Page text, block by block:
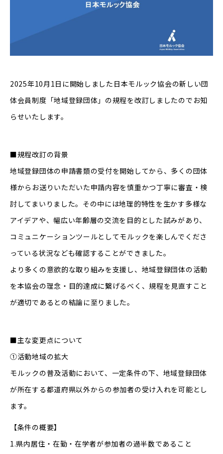
2025年10月1日に開始しました日本モルック協会の新しい団
体会員制度「地域登録団体」の規程を改訂しましたのでお知
らせいたします。
■規程改訂の背景
地域登録団体の申請書類の受付を開始してから、多くの団体
様からお送りいただいた申請内容を慎重かつ丁寧に審査・検
討してまいりました。その中には地理的特性を生かす多様な
アイデアや、幅広い年齢層の交流を目的とした試みがあり、
コミュニケーションツールとしてモルックを楽しんでくださ
っている状況なども確認することができました。
より多くの意欲的な取り組みを支援し、地域登録団体の活動
を本協会の理念・目的達成に繋げるべく、規程を見直すこと
が適切であるとの結論に至りました。
■主な変更点について
①活動地域の拡大
モルックの普及活動において、一定条件の下、地域登録団体
が所在する都道府県以外からの参加者の受け入れを可能とし
ます。
【条件の概要】
1.県内居住・在勤・在学者が参加者の過半数であること